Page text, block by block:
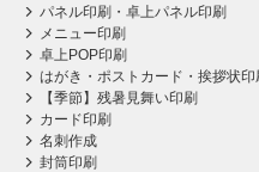
パネル印刷・卓上パネル印刷
メニュー印刷
卓上POP印刷
はがき・ポストカード・挨拶状印
【季節】残暑見舞い印刷
カード印刷
名刺作成
封筒印刷